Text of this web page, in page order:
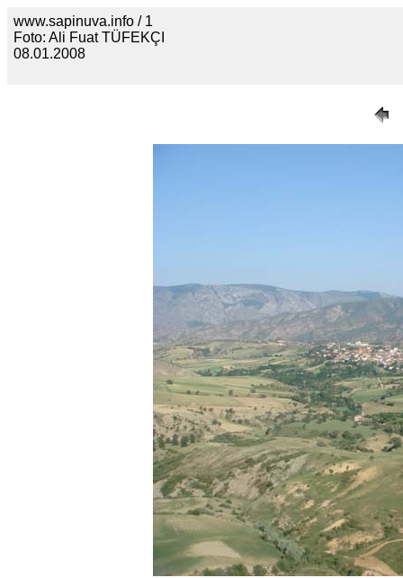
www.sapinuva.info / 1
Foto: Ali Fuat TÜFEKÇI
08.01.2008